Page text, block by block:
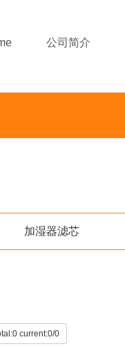
公司简介
加湿器滤芯
current:0/0